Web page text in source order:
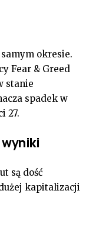
okresie.
Fear & Greed
stanie
spadek w
27.
wyniki
są dość
kapitalizacji